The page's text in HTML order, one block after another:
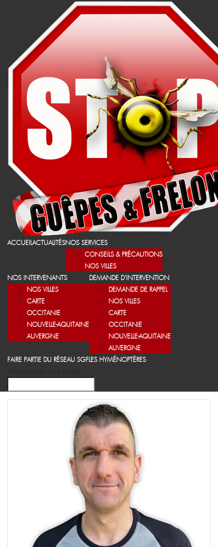
ACCUEILACTUALITÉSNOS SERVICES
CONSEILS & PRÉCAUTIONS
NOS VILLES
NOS INTERVENANTS
NOS VILLES
CARTE
OCCITANIE
NOUVELLE-AQUITAINE
AUVERGNE
DEMANDE D’INTERVENTION
DEMANDE DE RAPPEL
NOS VILLES
CARTE
OCCITANIE
NOUVELLE-AQUITAINE
AUVERGNE
FAIRE PARTIE DU RÉSEAU SGFLES HYMÉNOPTÈRES